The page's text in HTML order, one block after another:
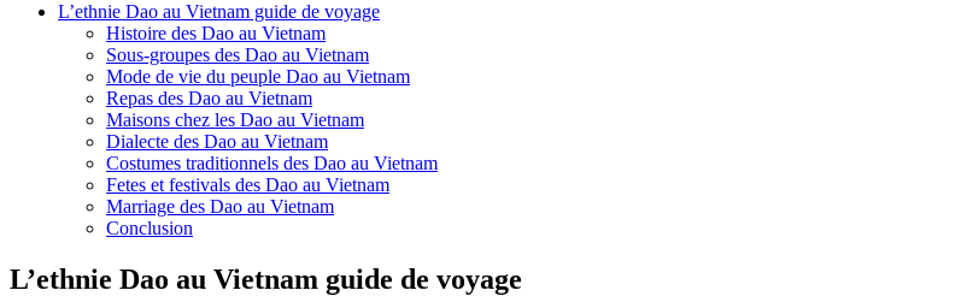
L’ethnie Dao au Vietnam guide de voyage
Histoire des Dao au Vietnam
Sous-groupes des Dao au Vietnam
Mode de vie du peuple Dao au Vietnam
Repas des Dao au Vietnam
Maisons chez les Dao au Vietnam
Dialecte des Dao au Vietnam
Costumes traditionnels des Dao au Vietnam
Fetes et festivals des Dao au Vietnam
Marriage des Dao au Vietnam
Conclusion
L’ethnie Dao au Vietnam guide de voyage